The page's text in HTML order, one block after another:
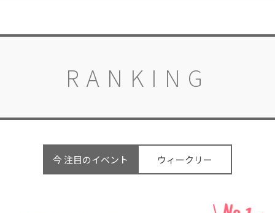
RANKING
今 注目のイベント ウィークリー